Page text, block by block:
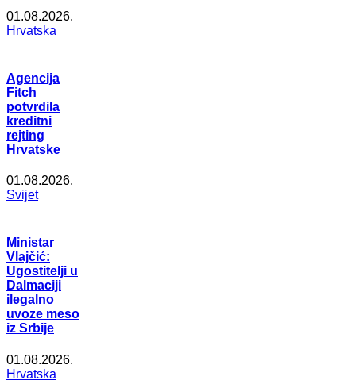
01.08.2026.
Hrvatska
Agencija
Fitch
potvrdila
kreditni
rejting
Hrvatske
01.08.2026.
Svijet
Ministar
Vlajčić:
Ugostitelji u
Dalmaciji
ilegalno
uvoze meso
iz Srbije
01.08.2026.
Hrvatska